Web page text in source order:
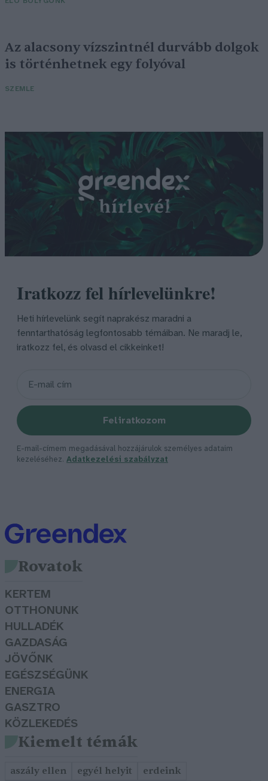
Az alacsony vízszintnél durvább dolgok
is történhetnek egy folyóval
SZEMLE
Iratkozz fel hírlevelünkre!
Heti hírlevelünk segít naprakész maradni a
fenntarthatóság legfontosabb témáiban. Ne maradj le,
iratkozz fel, és olvasd el cikkeinket!
Feliratkozom
E-mail-címem megadásával hozzájárulok személyes adataim
kezeléséhez. Adatkezelési szabályzat
Rovatok
KERTEM
OTTHONUNK
HULLADÉK
GAZDASÁG
JÖVŐNK
EGÉSZSÉGÜNK
ENERGIA
GASZTRO
KÖZLEKEDÉS
Kiemelt témák
aszály ellen egyél helyit erdeink